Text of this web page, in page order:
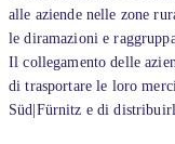
alle aziende nelle zone
le diramazioni e
Il collegamento delle
di trasportare le loro
Süd|Fürnitz e di